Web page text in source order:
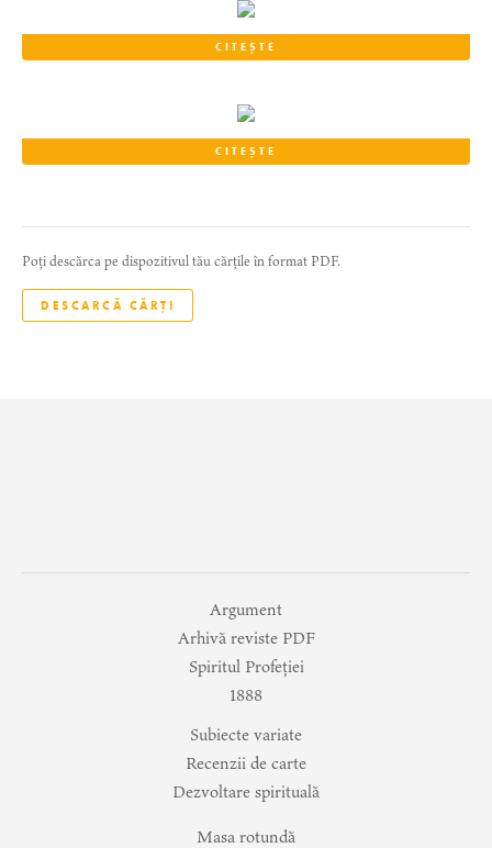
CITEȘTE
CITEȘTE
Poți descărca pe dispozitivul tău cărțile în format PDF.
DESCARCĂ CĂRȚI
Argument
Arhivă reviste PDF
Spiritul Profeției
1888
Subiecte variate
Recenzii de carte
Dezvoltare spirituală
Masa rotundă